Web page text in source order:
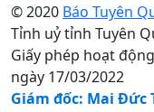
© 2020 Báo Tuyên
Tỉnh uỷ tỉnh Tuyên
Giấy phép hoạt
ngày 17/03/2022
Giám đốc: Mai Đức